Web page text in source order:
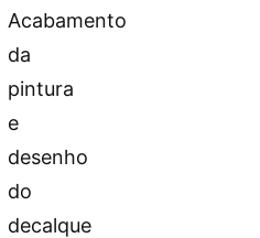
Acabamento
da
pintura
e
desenho
do
decalque